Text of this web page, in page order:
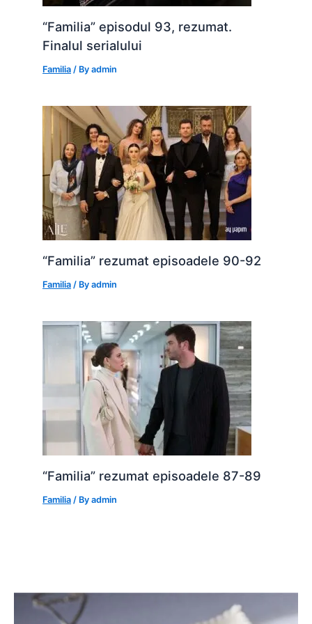
“Familia” episodul 93, rezumat.
Finalul serialului
Familia / Byadmin
“Familia” rezumat episoadele 90-92
Familia / Byadmin
“Familia” rezumat episoadele 87-89
Familia / Byadmin